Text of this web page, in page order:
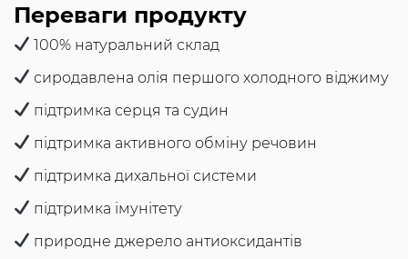
Переваги продукту
100% натуральний склад
сиродавлена олія першого холодного віджиму
підтримка серця та судин
підтримка активного обміну речовин
підтримка дихальної системи
підтримка імунітету
природне джерело антиоксидантів